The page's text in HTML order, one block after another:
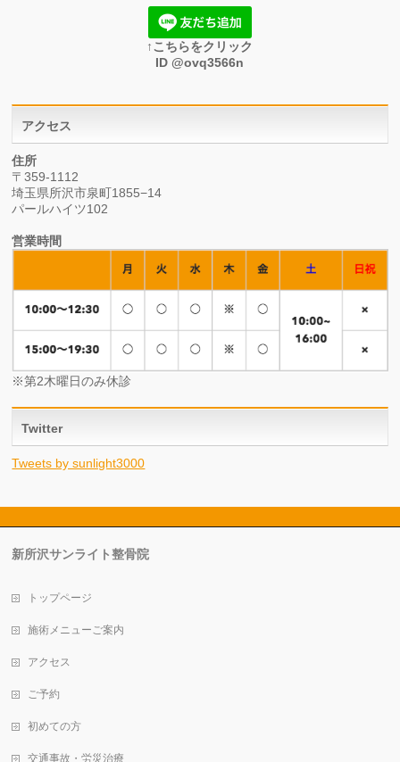
↑こちらをクリック
ID @ovq3566n
アクセス
住所
〒359-1112
埼玉県所沢市泉町1855−14
パールハイツ102
営業時間
※第2木曜日のみ休診
Twitter
Tweets by sunlight3000
新所沢サンライト整骨院
トップページ
施術メニューご案内
アクセス
ご予約
初めての方
交通事故・労災治療